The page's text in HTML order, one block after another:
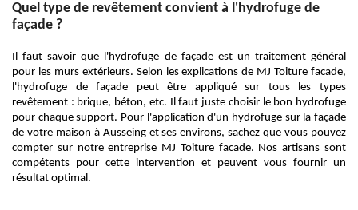
Quel type de revêtement convient à l'hydrofuge de
façade ?
Il faut savoir que l'hydrofuge de façade est un traitement général
pour les murs extérieurs. Selon les explications de MJ Toiture facade,
l'hydrofuge de façade peut être appliqué sur tous les types
revêtement : brique, béton, etc. Il faut juste choisir le bon hydrofuge
pour chaque support. Pour l'application d'un hydrofuge sur la façade
de votre maison à Ausseing et ses environs, sachez que vous pouvez
compter sur notre entreprise MJ Toiture facade. Nos artisans sont
compétents pour cette intervention et peuvent vous fournir un
résultat optimal.